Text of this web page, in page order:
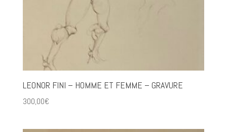
LEONOR FINI – HOMME ET FEMME – GRAVURE
300,00€